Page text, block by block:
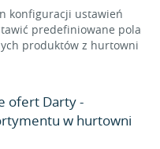
konfiguracji ustawień
predefiniowane pola
produktów z hurtowni
ofert Darty -
w hurtowni